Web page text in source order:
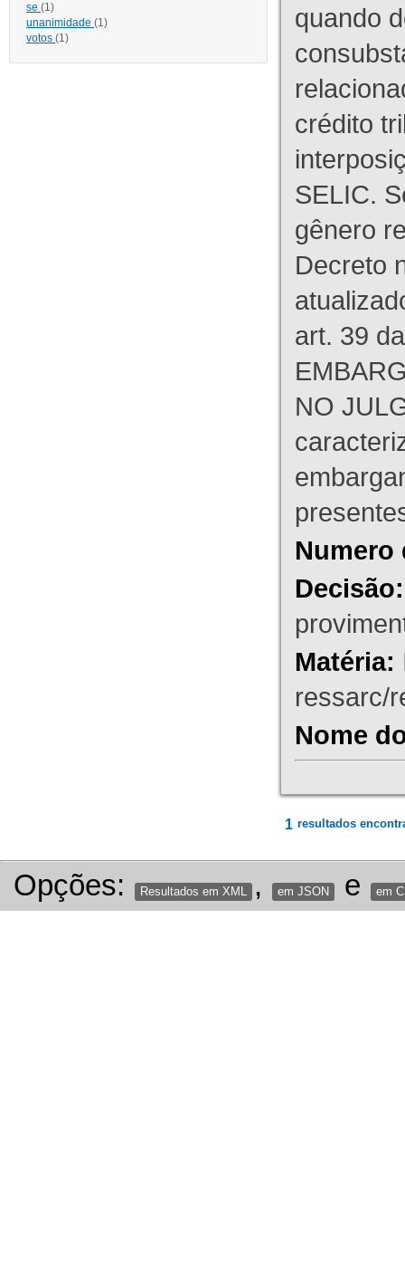
se (1)
unanimidade (1)
votos (1)
quando
crédito
SELIC.
gênero
Decreto
art. 39
NO
Numero
Decisão:
Matéria:
ressarc/
Nome
1 resultados
Opções: Resultados em XML , em JSON e em